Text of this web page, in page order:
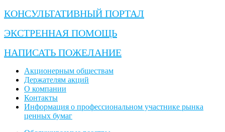
КОНСУЛЬТАТИВНЫЙ ПОРТАЛ
ЭКСТРЕННАЯ ПОМОЩЬ
НАПИСАТЬ ПОЖЕЛАНИЕ
Акционерным обществам
Держателям акций
О компании
Контакты
Информация о профессиональном участнике рынка
ценных бумаг